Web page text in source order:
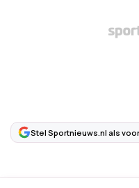
Stel Sportnieuws.nl als